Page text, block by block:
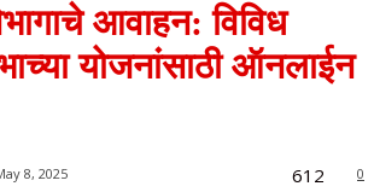
आवाहन: विविध
योजनांसाठी ऑनलाईन
8, 2025 0
612